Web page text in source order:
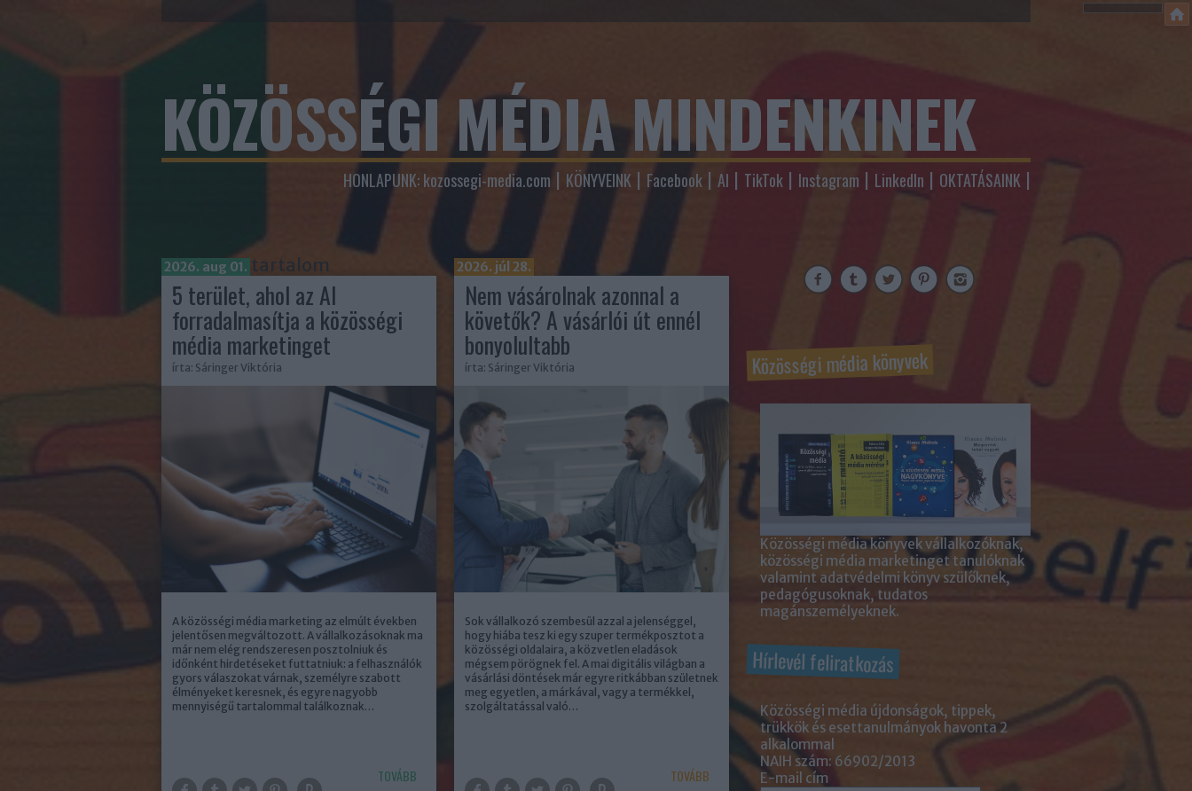
KÖZÖSSÉGI MÉDIA MINDENKINEK
HONLAPUNK: kozossegi-media.com KÖNYVEINK Facebook AI TikTok Instagram LinkedIn OKTATÁSAINK
Címkék»tartalom
2026. aug 01.
5 terület, ahol az AI
forradalmasítja a közösségi
média marketinget
írta: Sáringer Viktória
A közösségi média marketing az elmúlt években
jelentősen megváltozott. A vállalkozásoknak ma
már nem elég rendszeresen posztolniuk és
időnként hirdetéseket futtatniuk: a felhasználók
gyors válaszokat várnak, személyre szabott
élményeket keresnek, és egyre nagyobb
mennyiségű tartalommal találkoznak…
TOVÁBB
2026. júl 28.
Nem vásárolnak azonnal a
követők? A vásárlói út ennél
bonyolultabb
írta: Sáringer Viktória
Sok vállalkozó szembesül azzal a jelenséggel,
hogy hiába tesz ki egy szuper termékposztot a
közösségi oldalaira, a közvetlen eladások
mégsem pörögnek fel. A mai digitális világban a
vásárlási döntések már egyre ritkábban születnek
meg egyetlen, a márkával, vagy a termékkel,
szolgáltatással való…
TOVÁBB
Közösségi média könyvek
Közösségi média könyvek vállalkozóknak,
közösségi média marketinget tanulóknak
valamint adatvédelmi könyv szülőknek,
pedagógusoknak, tudatos
magánszemélyeknek.
Hírlevél feliratkozás
Közösségi média újdonságok, tippek,
trükkök és esettanulmányok havonta 2
alkalommal
NAIH szám: 66902/2013
E-mail cím